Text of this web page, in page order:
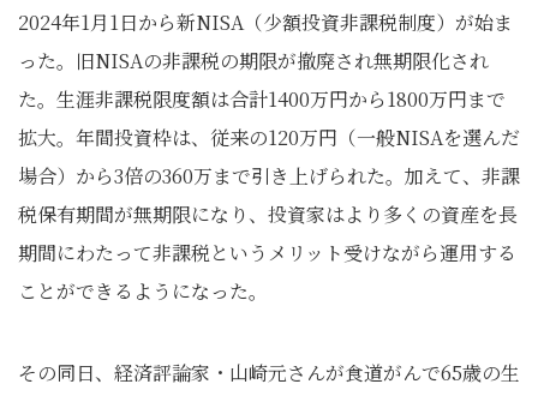
2024年1月1日から新NISA（少額投資非課税制度）が始ま
った。旧NISAの非課税の期限が撤廃され無期限化され
た。生涯非課税限度額は合計1400万円から1800万円まで
拡大。年間投資枠は、従来の120万円（一般NISAを選んだ
場合）から3倍の360万まで引き上げられた。加えて、非課
税保有期間が無期限になり、投資家はより多くの資産を長
期間にわたって非課税というメリット受けながら運用する
ことができるようになった。
その同日、経済評論家・山崎元さんが食道がんで65歳の生